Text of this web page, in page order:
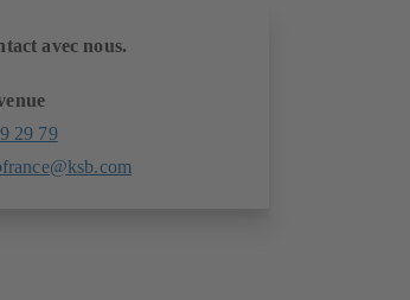
avec nous.
29 79